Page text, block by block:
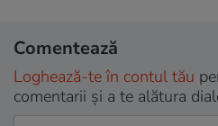
Comentează
Loghează-te în contul tău
comentarii și a te alătura